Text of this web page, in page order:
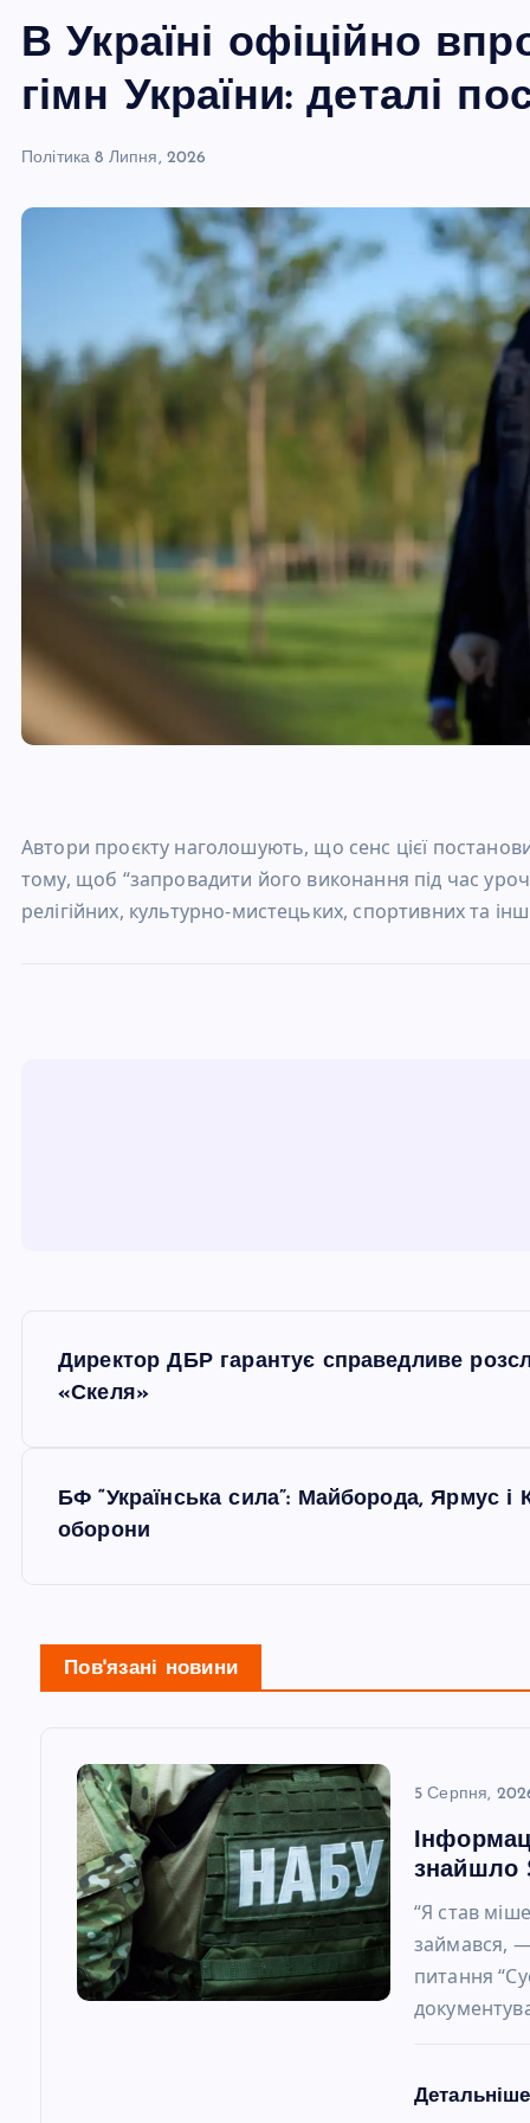
В Україні офіційно
гімн України: деталі
Політика 8 Липня, 2026
Автори проєкту наголошують, що сенс цієї
тому, щоб “запровадити його виконання під час
релігійних, культурно-мистецьких, спортивних та
Директор ДБР гарантує справедливе
«Скеля»
БФ “Українська сила”: Майборода, Ярмус
оборони
Пов'язані новини
5 Серпня,
знайшло
“Я став
займався,
питання
Детальніше